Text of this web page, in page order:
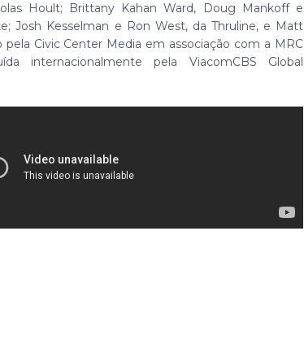
Hoult; Brittany Kahan Ward, Doug Mankoff e
Josh Kesselman e Ron West, da Thruline, e Matt
Civic Center Media em associação com a MRC
internacionalmente pela ViacomCBS Global